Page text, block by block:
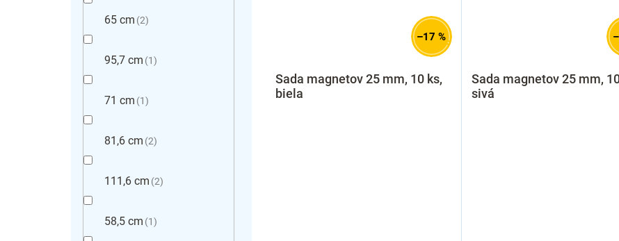
65 cm 2
95,7 cm 1
71 cm 1
81,6 cm 2
111,6 cm 2
58,5 cm 1
–17 %
Sada magnetov 25 mm, 10 ks,
biela
Sada magnetov 25 mm,
sivá